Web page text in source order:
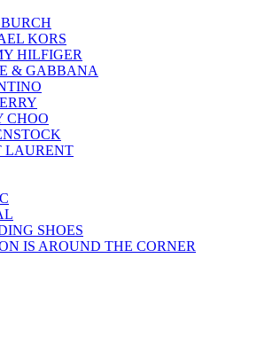
KORS
HILFIGER
& GABBANA
CHOO
LAURENT
SHOES
IS AROUND THE CORNER